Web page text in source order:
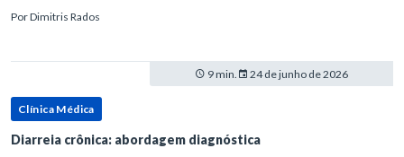
refluxo gastr
PorDimitris Rados
9 min. 24 de junho de 2026
Clínica Médica
Diarreia crônica: abordagem diagnóstica